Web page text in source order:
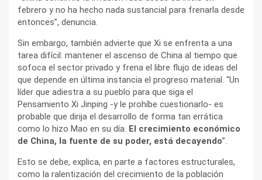
febrero y no ha hecho nada sustancial para frenarla desde
entonces”, denuncia.
Sin embargo, también advierte que Xi se enfrenta a una
tarea difícil: mantener el ascenso de China al tiempo que
sofoca el sector privado y frena el libre flujo de ideas del
que depende en última instancia el progreso material. “Un
líder que adiestra a su pueblo para que siga el
Pensamiento Xi Jinping -y le prohíbe cuestionarlo- es
probable que dirija el desarrollo de forma tan errática
como lo hizo Mao en su día. El crecimiento económico
de China, la fuente de su poder, está decayendo”.
Esto se debe, explica, en parte a factores estructurales,
como la ralentización del crecimiento de la población